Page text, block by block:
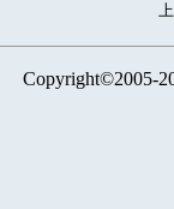
Copyright©2005-